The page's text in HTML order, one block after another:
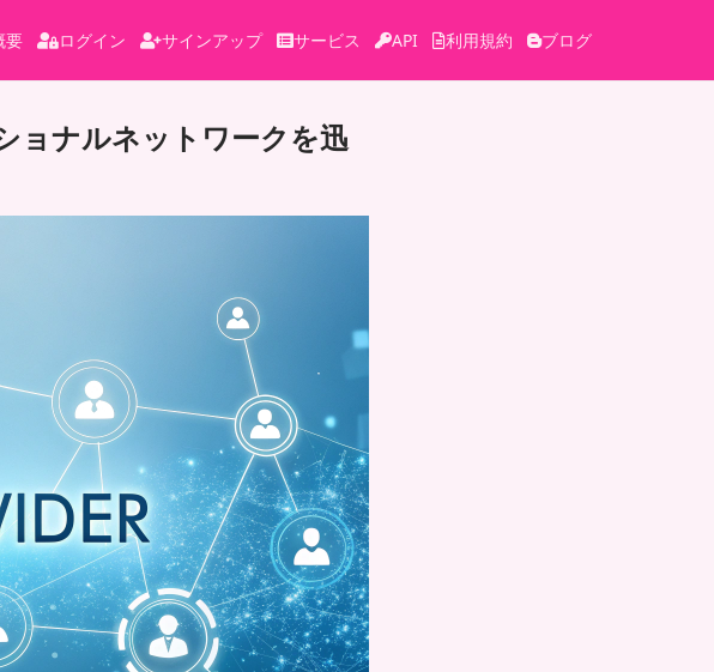
要 ログイン サインアップ サービス API 利用規約 ブログ
ョナルネットワークを迅